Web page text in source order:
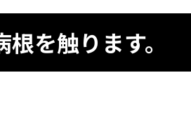
を触ります。